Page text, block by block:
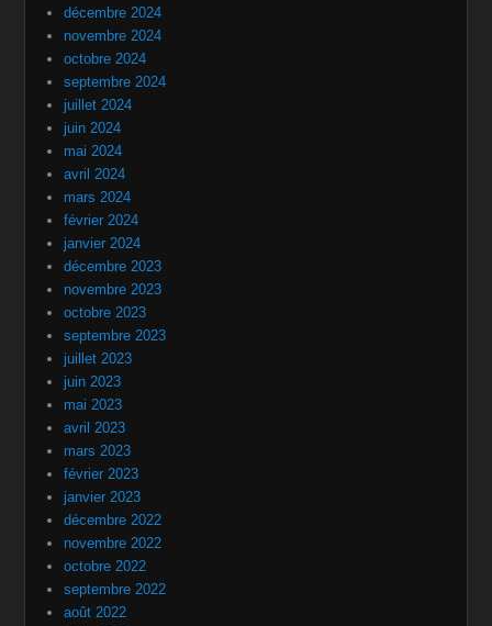
décembre 2024
novembre 2024
octobre 2024
septembre 2024
juillet 2024
juin 2024
mai 2024
avril 2024
mars 2024
février 2024
janvier 2024
décembre 2023
novembre 2023
octobre 2023
septembre 2023
juillet 2023
juin 2023
mai 2023
avril 2023
mars 2023
février 2023
janvier 2023
décembre 2022
novembre 2022
octobre 2022
septembre 2022
août 2022